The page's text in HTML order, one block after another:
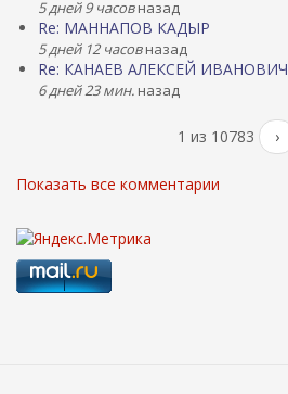
5 дней 9 часовназад
Re: МАННАПОВ КАДЫР
5 дней 12 часовназад
Re: КАНАЕВ АЛЕКСЕЙ ИВАНОВИЧ
6 дней 23 мин. назад
1 из 10783 ›
Показать все комментарии